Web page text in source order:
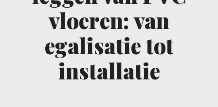
vloeren: van
egalisatie tot
installatie